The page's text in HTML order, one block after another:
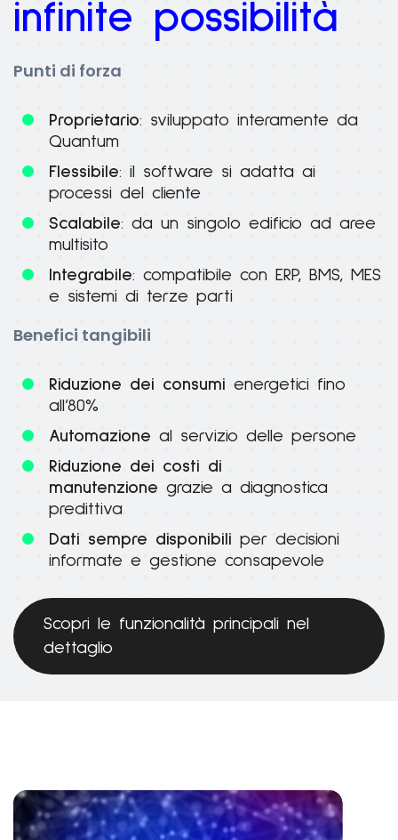
infinite possibilità
Punti di forza
Proprietario: sviluppato interamente da
Quantum
Flessibile: il software si adatta ai
processi del cliente
Scalabile: da un singolo edificio ad aree
multisito
Integrabile: compatibile con ERP, BMS, MES
e sistemi di terze parti
Benefici tangibili
Riduzione dei consumi energetici fino
all’80%
Automazione al servizio delle persone
Riduzione dei costi di
manutenzione grazie a diagnostica
predittiva
Dati sempre disponibili per decisioni
informate e gestione consapevole
Scopri le funzionalità principali nel
dettaglio